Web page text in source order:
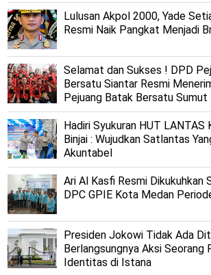
Lulusan Akpol 2000, Yade
Resmi Naik Pangkat Menjadi
Selamat dan Sukses ! DPD
Bersatu Siantar Resmi
Pejuang Batak Bersatu Sumut
Hadiri Syukuran HUT LANTAS
Binjai : Wujudkan Satlantas
Akuntabel
Ari Al Kasfi Resmi Dikukuhkan
DPC GPIE Kota Medan
Presiden Jokowi Tidak Ada
Berlangsungnya Aksi Seorang
Identitas di Istana